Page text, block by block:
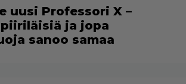
uusi Professori X –
ja jopa
sanoo samaa